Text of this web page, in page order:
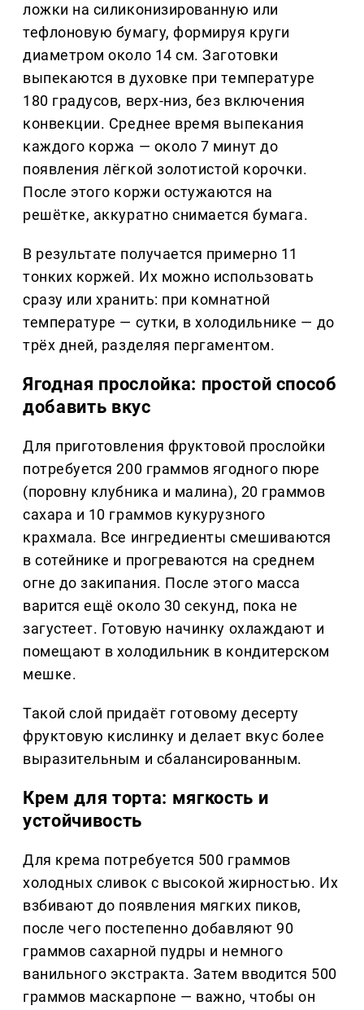
ложки на силиконизированную или
тефлоновую бумагу, формируя круги
диаметром около 14 см. Заготовки
выпекаются в духовке при температуре
180 градусов, верх-низ, без включения
конвекции. Среднее время выпекания
каждого коржа — около 7 минут до
появления лёгкой золотистой корочки.
После этого коржи остужаются на
решётке, аккуратно снимается бумага.
В результате получается примерно 11
тонких коржей. Их можно использовать
сразу или хранить: при комнатной
температуре — сутки, в холодильнике — до
трёх дней, разделяя пергаментом.
Ягодная прослойка: простой способ
добавить вкус
Для приготовления фруктовой прослойки
потребуется 200 граммов ягодного пюре
(поровну клубника и малина), 20 граммов
сахара и 10 граммов кукурузного
крахмала. Все ингредиенты смешиваются
в сотейнике и прогреваются на среднем
огне до закипания. После этого масса
варится ещё около 30 секунд, пока не
загустеет. Готовую начинку охлаждают и
помещают в холодильник в кондитерском
мешке.
Такой слой придаёт готовому десерту
фруктовую кислинку и делает вкус более
выразительным и сбалансированным.
Крем для торта: мягкость и
устойчивость
Для крема потребуется 500 граммов
холодных сливок с высокой жирностью. Их
взбивают до появления мягких пиков,
после чего постепенно добавляют 90
граммов сахарной пудры и немного
ванильного экстракта. Затем вводится 500
граммов маскарпоне — важно, чтобы он